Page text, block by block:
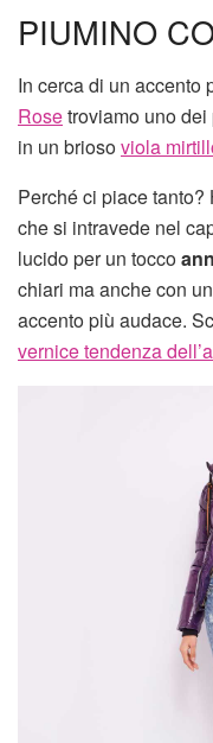
PIUMINO
In cerca di un accento
Rosetroviamo uno
in un briosoviola
Perché ci piace
che si intravede nel
lucido per un tocco
chiari ma anche con
accento più audace.
vernice tendenza